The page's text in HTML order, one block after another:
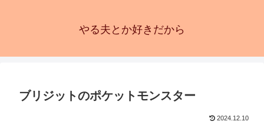
やる夫とか好きだから
ブリジットのポケットモンスター
2024.12.10